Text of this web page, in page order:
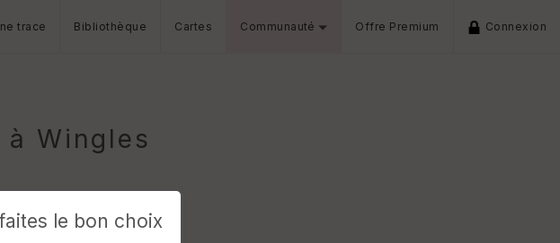
trace Bibliothèque Cartes Communauté Offre Premium Connexion
à Wingles
le bon choix